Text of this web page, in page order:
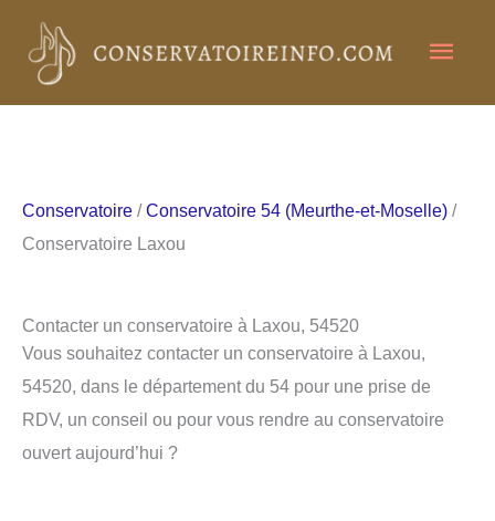
contenu
Conservatoire /Conservatoire 54 (Meurthe-et-Moselle) /
Conservatoire Laxou
Contacter un conservatoire à Laxou, 54520
Vous souhaitez contacter un conservatoire à Laxou,
54520, dans le département du 54 pour une prise de
RDV, un conseil ou pour vous rendre au conservatoire
ouvert aujourd’hui ?